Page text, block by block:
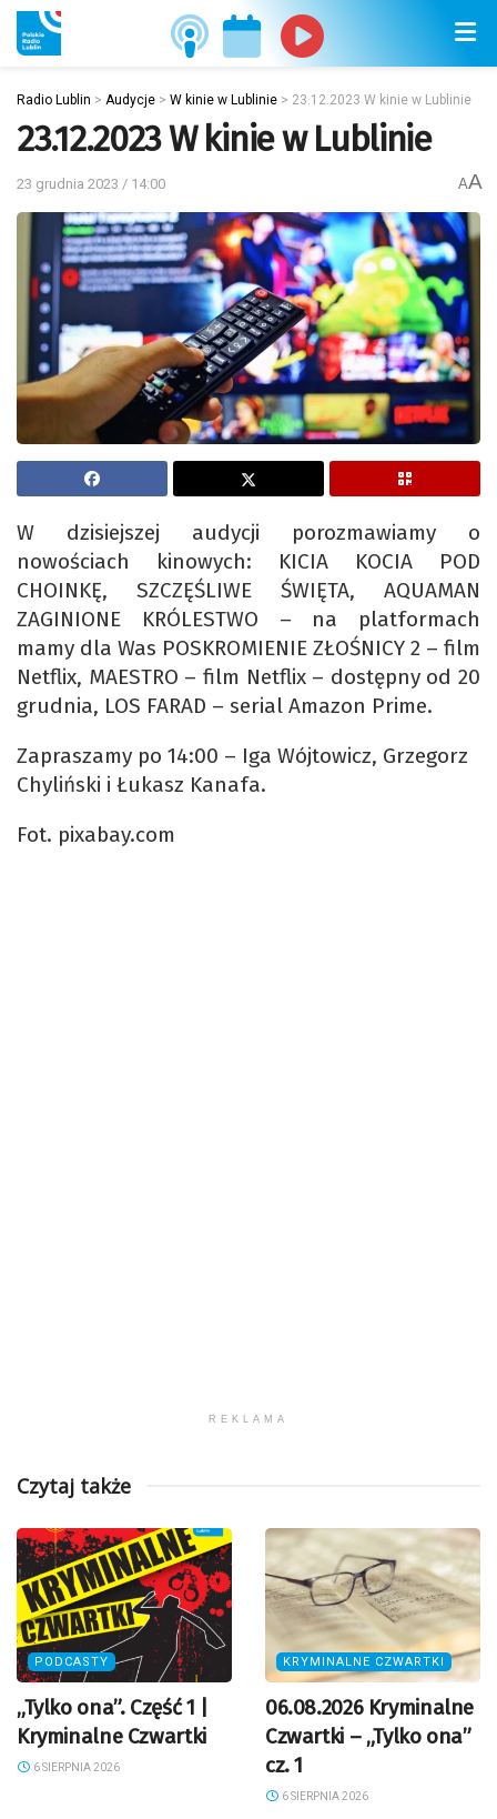
Radio Lublin > Audycje > W kinie w Lublinie > 23.12.2023 W kinie w Lublinie
23.12.2023 W kinie w Lublinie
23 grudnia 2023 / 14:00 AA
W dzisiejszej audycji porozmawiamy o
nowościach kinowych: KICIA KOCIA POD
CHOINKĘ, SZCZĘŚLIWE ŚWIĘTA, AQUAMAN
ZAGINIONE KRÓLESTWO – na platformach
mamy dla Was POSKROMIENIE ZŁOŚNICY 2 – film
Netflix, MAESTRO – film Netflix – dostępny od 20
grudnia, LOS FARAD – serial Amazon Prime.
Zapraszamy po 14:00 – Iga Wójtowicz, Grzegorz
Chyliński i Łukasz Kanafa.
Fot. pixabay.com
REKLAMA
Czytaj także
PODCASTY
„Tylko ona”. Część 1 |
Kryminalne Czwartki
6 SIERPNIA 2026
KRYMINALNE CZWARTKI
06.08.2026 Kryminalne
Czwartki – „Tylko ona”
cz. 1
6 SIERPNIA 2026